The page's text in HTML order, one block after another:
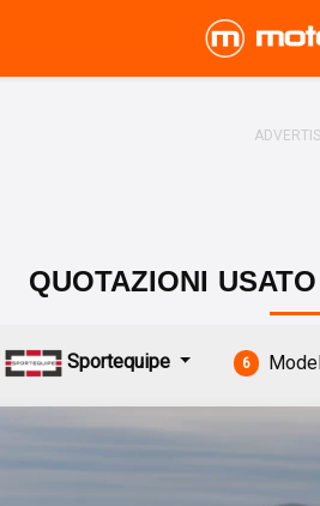
QUOTAZIONI USATO
Sportequipe 6